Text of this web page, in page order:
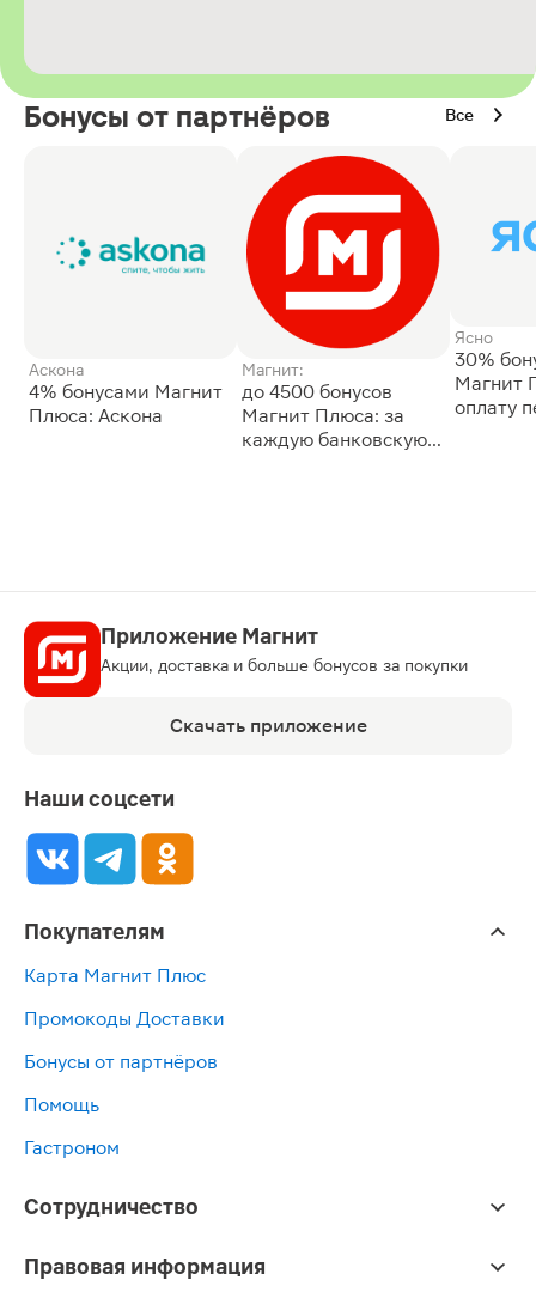
Бонусы от партнёров Все
Аскона
4% бонусами Магнит
Плюса: Аскона
Магнит:
до 4500 бонусов
Магнит Плюса: за
каждую банковскую
Ясно
30%
Магнит
оплату
Приложение Магнит
Акции, доставка и больше бонусов за покупки
Скачать приложение
Наши соцсети
Покупателям
Карта Магнит Плюс
Промокоды Доставки
Бонусы от партнёров
Помощь
Гастроном
Сотрудничество
Правовая информация